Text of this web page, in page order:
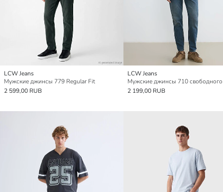
LCW Jeans
Мужские джинсы 779 Regular Fit
2 599,00 RUB
LCW Jeans
Мужские джинсы 710
2 199,00 RUB